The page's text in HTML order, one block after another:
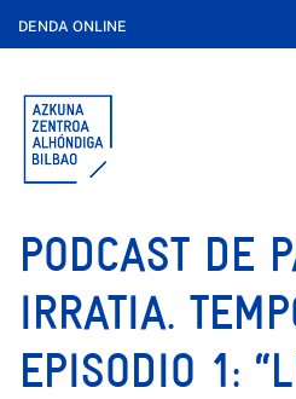
DENDA ONLINE
PODCAST DE
IRRATIA.
EPISODIO 1: